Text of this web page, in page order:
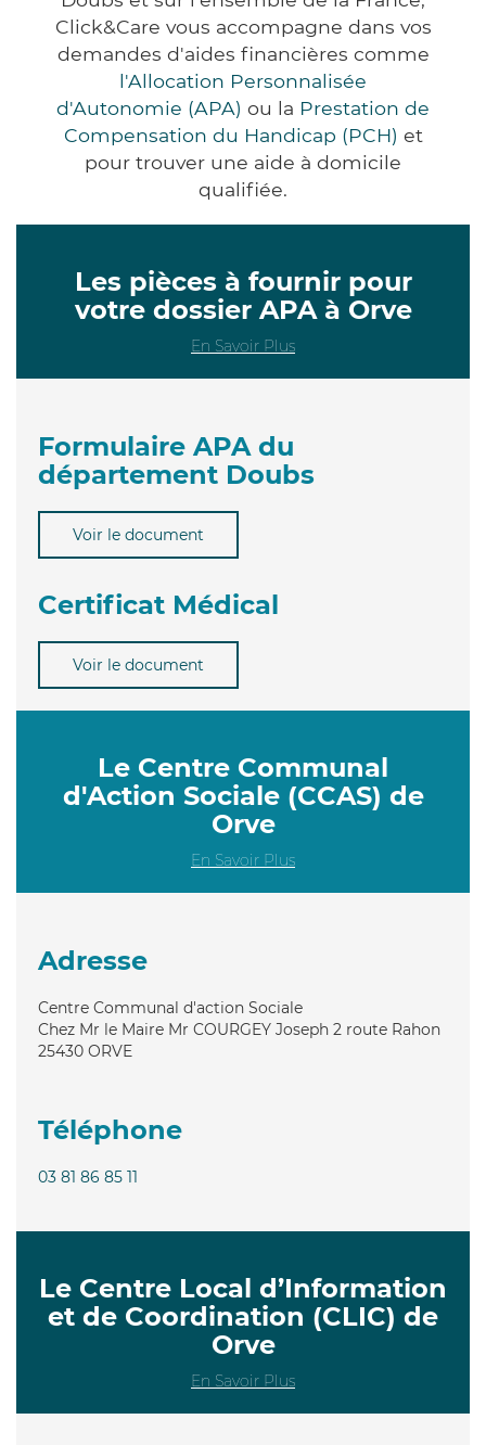
Click&Care vous accompagne dans vos
demandes d'aides financières comme
l'Allocation Personnalisée
d'Autonomie (APA) ou la Prestation de
Compensation du Handicap (PCH) et
pour trouver une aide à domicile
qualifiée.
Les pièces à fournir pour
votre dossier APA à Orve
En Savoir Plus
Formulaire APA du
département Doubs
Voir le document
Certificat Médical
Voir le document
Le Centre Communal
d'Action Sociale (CCAS) de
Orve
En Savoir Plus
Adresse
Centre Communal d'action Sociale
Chez Mr le Maire Mr COURGEY Joseph 2 route Rahon
25430 ORVE
Téléphone
03 81 86 85 11
Le Centre Local d’Information
et de Coordination (CLIC) de
Orve
En Savoir Plus